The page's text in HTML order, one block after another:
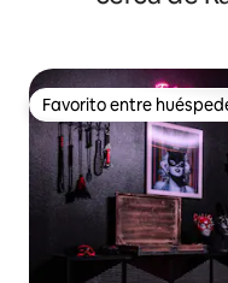
Favorito entre
Favorito entre